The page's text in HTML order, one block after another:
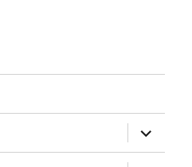
expand
child
menu